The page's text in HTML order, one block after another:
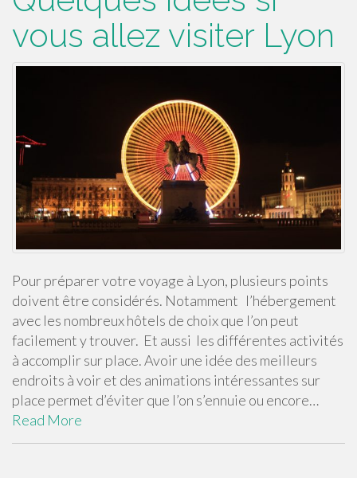
vous allez visiter Lyon
Pour préparer votre voyage à Lyon, plusieurs points
doivent être considérés. Notamment l’hébergement
avec les nombreux hôtels de choix que l’on peut
facilement y trouver. Et aussi les différentes activités
à accomplir sur place. Avoir une idée des meilleurs
endroits à voir et des animations intéressantes sur
place permet d’éviter que l’on s’ennuie ou encore…
Read More